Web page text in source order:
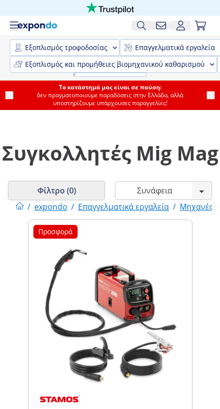
Εξοπλισμός τροφοδοσίας
Επαγγελματικά εργαλεία
Εξοπλισμός και προμήθειες βιομηχανικού καθαρισμού
Το κατάστημά μας είναι σε παύση:
δεν πραγματοποιούμε παραδόσεις στην Ελλάδα, αλλά
υποστηρίζουμε υπάρχουσες παραγγελίες!
Συγκολλητές Mig Mag
/ expondo / Επαγγελματικά εργαλεία / Μηχανές
Φίλτρο (0)
Προσφορά